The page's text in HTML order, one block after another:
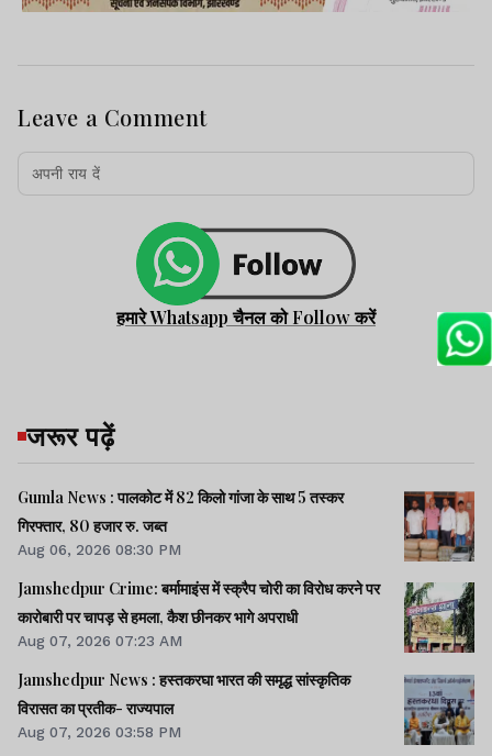
Leave a Comment
हमारे Whatsapp चैनल को Follow करें
जरूर पढ़ें
Gumla News : पालकोट में 82 किलो गांजा के साथ 5 तस्कर
गिरफ्तार, 80 हजार रु. जब्त
Aug 06, 2026 08:30 PM
Jamshedpur Crime: बर्मामाइंस में स्क्रैप चोरी का विरोध करने पर
कारोबारी पर चापड़ से हमला, कैश छीनकर भागे अपराधी
Aug 07, 2026 07:23 AM
Jamshedpur News : हस्तकरघा भारत की समृद्ध सांस्कृतिक
विरासत का प्रतीक- राज्यपाल
Aug 07, 2026 03:58 PM